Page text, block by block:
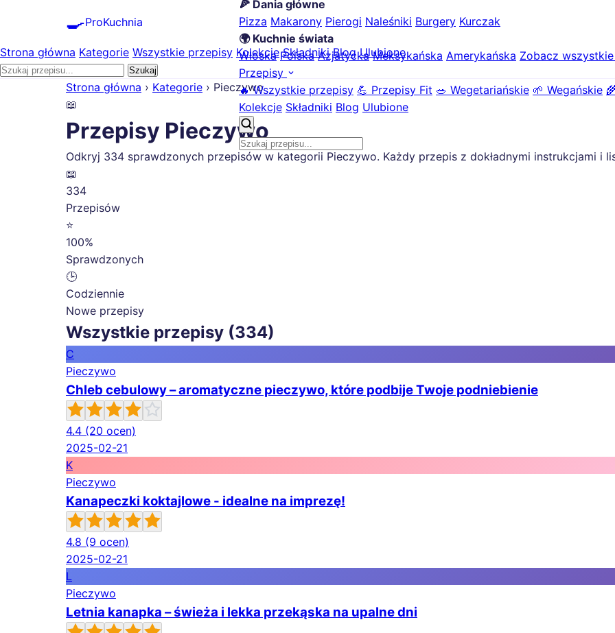
🍳ProKuchnia
🍕 Dania główne
Pizza Makarony Pierogi Naleśniki Burgery Kurczak
🌍 Kuchnie świata
Włoska Polska Azjatycka Meksykańska Amerykańska Zobacz
Przepisy
🔥 Wszystkie przepisy 💪 Przepisy Fit 🥗 Wegetariańskie 🌱 Wegańskie
Kolekcje Składniki Blog Ulubione
Strona główna Kategorie Wszystkie przepisy Kolekcje Składniki Blog Ulubione
Szukaj
Strona główna › Kategorie › Pieczywo
📖
Przepisy Pieczywo
Odkryj 334 sprawdzonych przepisów w kategorii Pieczywo. Każdy przepis z dokładnymi instrukcjami i
📖
334
Przepisów
⭐
100%
Sprawdzonych
🕒
Codziennie
Nowe przepisy
Wszystkie przepisy (334)
C
Pieczywo
Chleb cebulowy – aromatyczne pieczywo, które podbije Twoje podniebienie
4.4 (20 ocen)
2025-02-21
K
Pieczywo
Kanapeczki koktajlowe - idealne na imprezę!
4.8 (9 ocen)
2025-02-21
L
Pieczywo
Letnia kanapka – świeża i lekka przekąska na upalne dni